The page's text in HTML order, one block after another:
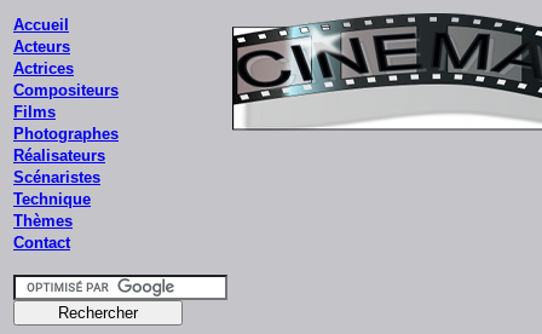
Accueil
Acteurs
Actrices
Compositeurs
Films
Photographes
Réalisateurs
Scénaristes
Technique
Thèmes
Contact